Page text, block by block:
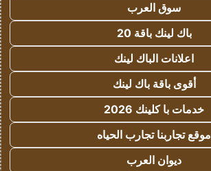
سوق العرب
باك لينك باقة 20
اعلانات الباك لينك
أقوى باقة باك لينك
خدمات با كلينك 2026
موقع تجاربنا تجارب الحياه
ديوان العرب